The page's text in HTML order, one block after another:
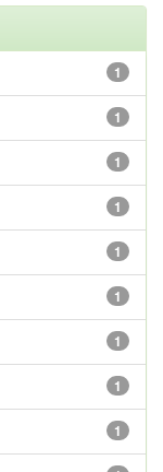
1
1
1
1
1
1
1
1
1